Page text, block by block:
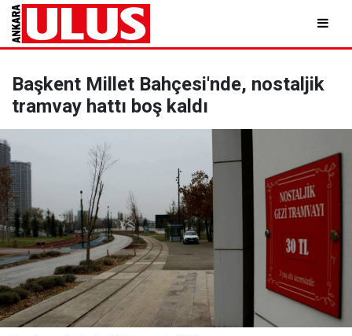
Başkent Millet Bahçesi'nde, nostaljik
tramvay hattı boş kaldı